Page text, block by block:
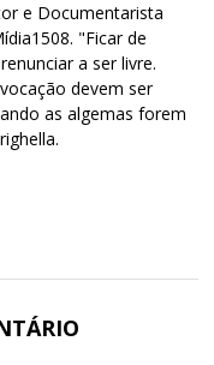
e Documentarista
"Ficar de
a ser livre.
devem ser
as algemas forem